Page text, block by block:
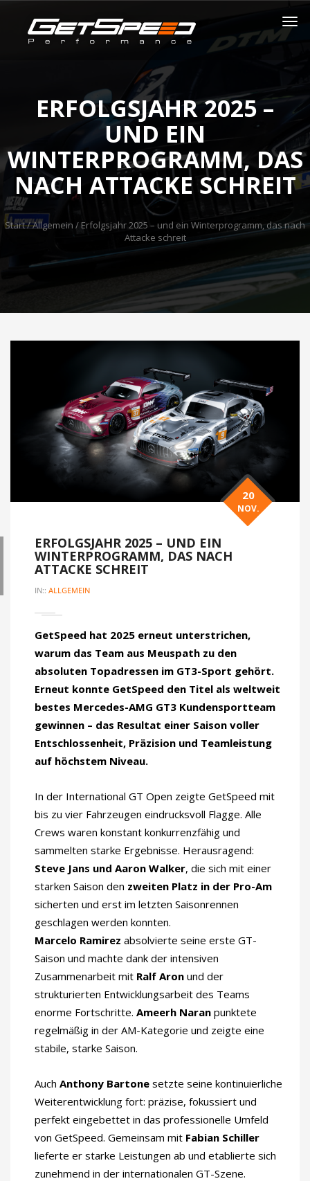
ERFOLGSJAHR 2025 –
UND EIN
WINTERPROGRAMM, DAS
NACH ATTACKE SCHREIT
Start/Allgemein / Erfolgsjahr 2025 – und ein Winterprogramm, das nach
Attacke schreit
ERFOLGSJAHR 2025 – UND EIN
WINTERPROGRAMM, DAS NACH
ATTACKE SCHREIT
IN:: ALLGEMEIN
20
NOV.
GetSpeed hat 2025 erneut unterstrichen,
warum das Team aus Meuspath zu den
absoluten Topadressen im GT3-Sport gehört.
Erneut konnte GetSpeed den Titel als weltweit
bestes Mercedes-AMG GT3 Kundensportteam
gewinnen – das Resultat einer Saison voller
Entschlossenheit, Präzision und Teamleistung
auf höchstem Niveau.
In der International GT Open zeigte GetSpeed mit
bis zu vier Fahrzeugen eindrucksvoll Flagge. Alle
Crews waren konstant konkurrenzfähig und
sammelten starke Ergebnisse. Herausragend:
Steve Jans und Aaron Walker, die sich mit einer
starken Saison den zweiten Platz in der Pro-Am
sicherten und erst im letzten Saisonrennen
geschlagen werden konnten.
Marcelo Ramirez absolvierte seine erste GT-
Saison und machte dank der intensiven
Zusammenarbeit mit Ralf Aron und der
strukturierten Entwicklungsarbeit des Teams
enorme Fortschritte. Ameerh Naran punktete
regelmäßig in der AM-Kategorie und zeigte eine
stabile, starke Saison.
Auch Anthony Bartone setzte seine kontinuierliche
Weiterentwicklung fort: präzise, fokussiert und
perfekt eingebettet in das professionelle Umfeld
von GetSpeed. Gemeinsam mit Fabian Schiller
lieferte er starke Leistungen ab und etablierte sich
zunehmend in der internationalen GT-Szene.